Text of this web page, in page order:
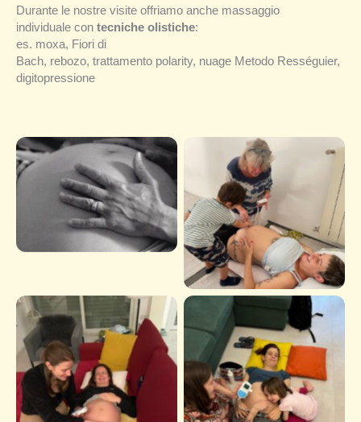
Durante le nostre visite offriamo anche massaggio
individuale con tecniche olistiche:
es. moxa, Fiori di
Bach, rebozo, trattamento polarity, nuage Metodo Rességuier,
digitopressione